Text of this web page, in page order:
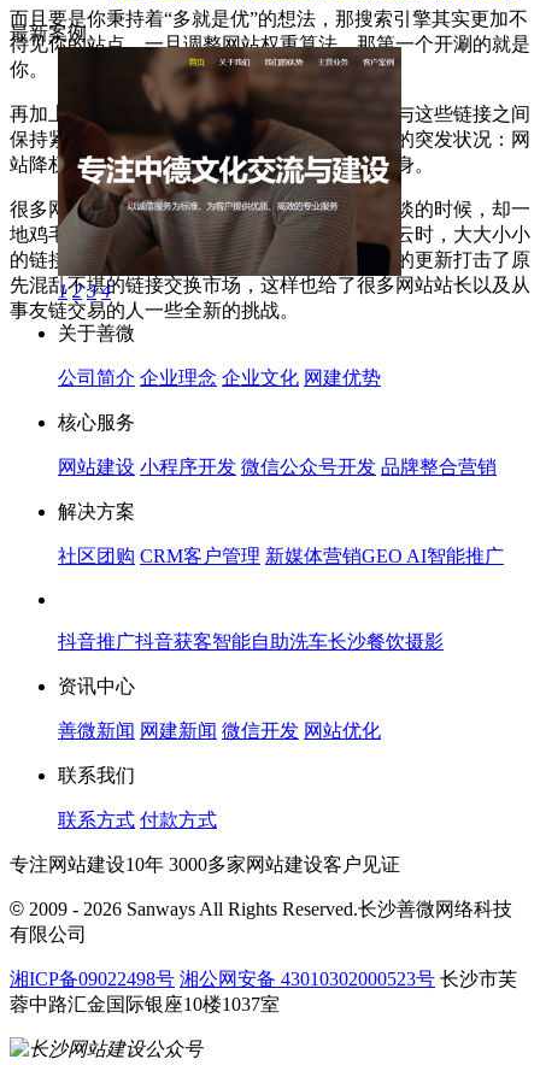
而且要是你秉持着“多就是优”的想法，那搜索引擎其实更加不
待见你的站点，一旦调整网站权重算法，那第一个开涮的就是
你。
再加上，要是网站构建过多的友链，你是很难与这些链接之间
保持紧密联系的，倘若在后续网站发生了其他的突发状况：网
站降权、被黑客攻击等，那你也是很难独善其身。
很多网站因为友情链接走到顶峰，但是到最惨淡的时候，却一
地鸡毛。当时友情链接在网站优化行业叱咤风云时，大大小小
的链接交换平台混得风生水起，然而，新规定的更新打击了原
先混乱不堪的链接交换市场，这样也给了很多网站站长以及从
事友链交易的人一些全新的挑战。
最新案例
1 2 3 4
关于善微
公司简介 企业理念 企业文化 网建优势
核心服务
网站建设 小程序开发 微信公众号开发 品牌整合营销
解决方案
社区团购 CRM客户管理 新媒体营销GEO AI智能推广
抖音推广抖音获客智能自助洗车长沙餐饮摄影
资讯中心
善微新闻 网建新闻 微信开发 网站优化
联系我们
联系方式 付款方式
专注网站建设10年 3000多家网站建设客户见证
© 2009 - 2026 Sanways All Rights Reserved.长沙善微网络科技
有限公司
湘ICP备09022498号 湘公网安备 43010302000523号 长沙市芙
蓉中路汇金国际银座10楼1037室